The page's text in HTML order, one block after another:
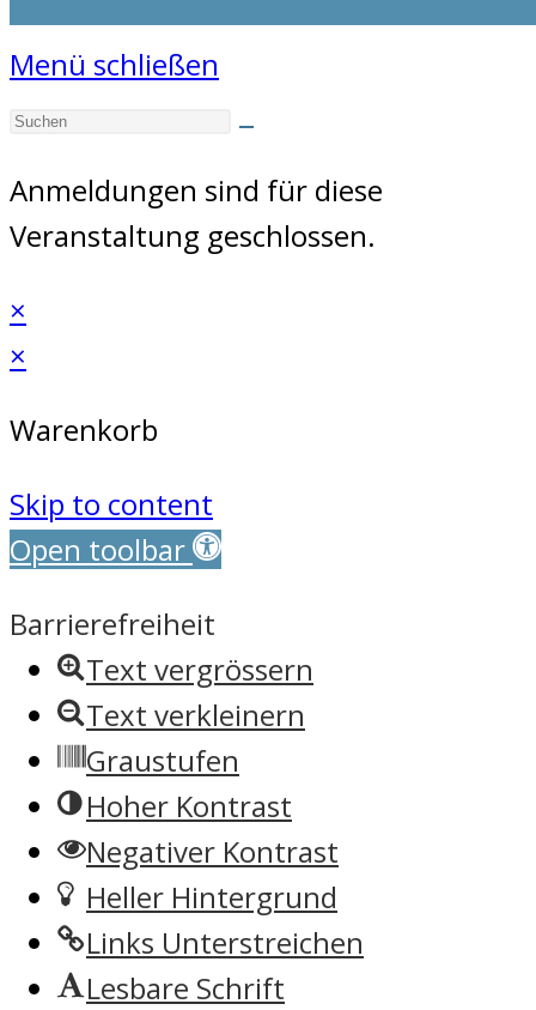
Menü schließen
Anmeldungen sind für diese
Veranstaltung geschlossen.
×
×
Warenkorb
Skip to content
Open toolbar
Barrierefreiheit
Text vergrössern
Text verkleinern
Graustufen
Hoher Kontrast
Negativer Kontrast
Heller Hintergrund
Links Unterstreichen
Lesbare Schrift